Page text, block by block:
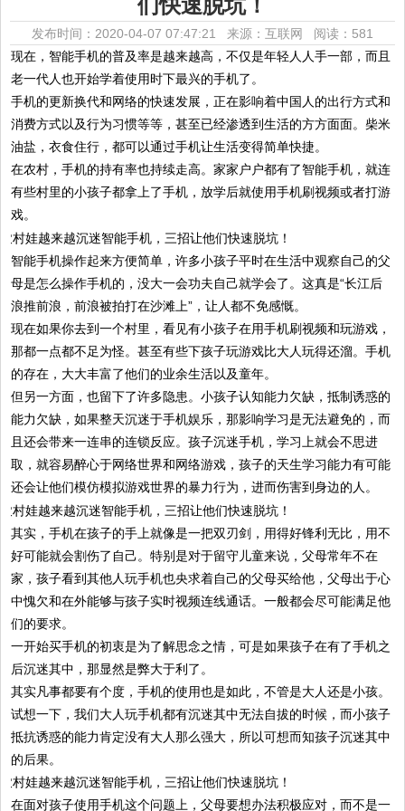
们快速脱坑！
发布时间：2020-04-07 07:47:21 来源：互联网 阅读：581
现在，智能手机的普及率是越来越高，不仅是年轻人人手一部，而且
老一代人也开始学着使用时下最兴的手机了。
手机的更新换代和网络的快速发展，正在影响着中国人的出行方式和
消费方式以及行为习惯等等，甚至已经渗透到生活的方方面面。柴米
油盐，衣食住行，都可以通过手机让生活变得简单快捷。
在农村，手机的持有率也持续走高。家家户户都有了智能手机，就连
有些村里的小孩子都拿上了手机，放学后就使用手机刷视频或者打游
戏。
智能手机操作起来方便简单，许多小孩子平时在生活中观察自己的父
母是怎么操作手机的，没大一会功夫自己就学会了。这真是“长江后
浪推前浪，前浪被拍打在沙滩上”，让人都不免感慨。
现在如果你去到一个村里，看见有小孩子在用手机刷视频和玩游戏，
那都一点都不足为怪。甚至有些下孩子玩游戏比大人玩得还溜。手机
的存在，大大丰富了他们的业余生活以及童年。
但另一方面，也留下了许多隐患。小孩子认知能力欠缺，抵制诱惑的
能力欠缺，如果整天沉迷于手机娱乐，那影响学习是无法避免的，而
且还会带来一连串的连锁反应。孩子沉迷手机，学习上就会不思进
取，就容易醉心于网络世界和网络游戏，孩子的天生学习能力有可能
还会让他们模仿模拟游戏世界的暴力行为，进而伤害到身边的人。
其实，手机在孩子的手上就像是一把双刃剑，用得好锋利无比，用不
好可能就会割伤了自己。特别是对于留守儿童来说，父母常年不在
家，孩子看到其他人玩手机也央求着自己的父母买给他，父母出于心
中愧欠和在外能够与孩子实时视频连线通话。一般都会尽可能满足他
们的要求。
一开始买手机的初衷是为了解思念之情，可是如果孩子在有了手机之
后沉迷其中，那显然是弊大于利了。
其实凡事都要有个度，手机的使用也是如此，不管是大人还是小孩。
试想一下，我们大人玩手机都有沉迷其中无法自拔的时候，而小孩子
抵抗诱惑的能力肯定没有大人那么强大，所以可想而知孩子沉迷其中
的后果。
在面对孩子使用手机这个问题上，父母要想办法积极应对，而不是一